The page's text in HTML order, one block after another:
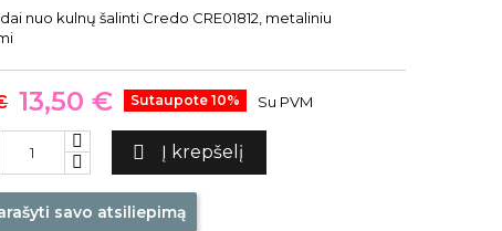
nuo kulnų šalinti Credo CRE01812, metaliniu
13,50 € Sutaupote 10% Su PVM
 Į krepšelį
savo atsiliepimą